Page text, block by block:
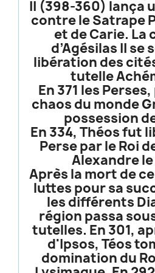
II (398-360) lança
contre le Satrape
et de Carie. La
d’Agésilas II se
libération des
tutelle
En 371 les
chaos du monde
possession
En 334, Théos fut
Perse par le Roi
Alexandre
Après la mort de
luttes pour sa
les différents
région passa
tutelles. En 301,
d'Ipsos, Téos
domination du